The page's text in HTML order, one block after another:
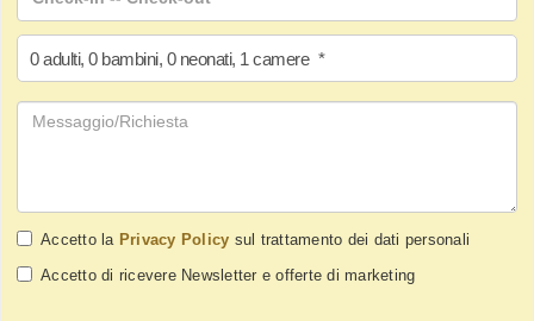
0 adulti, 0 bambini, 0 neonati, 1 camere *
Accetto la Privacy Policy sul trattamento dei dati personali
Accetto di ricevere Newsletter e offerte di marketing